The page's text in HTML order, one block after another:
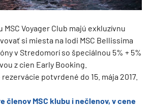
MSC Voyager Club majú exkluzívnu
si miesta na lodi MSC Bellissima
v Stredomorí so špeciálnou 5% + 5%
z cien Early Booking.
potvrdené do 15. mája 2017.
členov MSC klubu i nečlenov, v cene